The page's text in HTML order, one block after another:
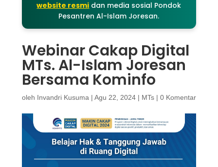
website resmi dan media sosial Pondok
Pesantren Al-Islam Joresan.
Webinar Cakap Digital
MTs. Al-Islam Joresan
Bersama Kominfo
oleh Invandri Kusuma | Agu 22, 2024| MTs| 0 Komentar